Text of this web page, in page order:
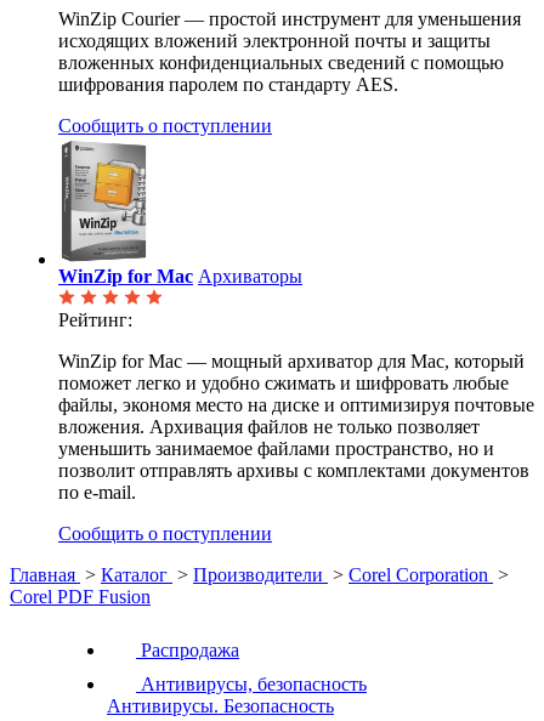
WinZip Courier — простой инструмент для уменьшения
исходящих вложений электронной почты и защиты
вложенных конфиденциальных сведений с помощью
шифрования паролем по стандарту AES.
Сообщить о поступлении
WinZip for Mac Архиваторы
Рейтинг:
WinZip for Mac — мощный архиватор для Mac, который
поможет легко и удобно сжимать и шифровать любые
файлы, экономя место на диске и оптимизируя почтовые
вложения. Архивация файлов не только позволяет
уменьшить занимаемое файлами пространство, но и
позволит отправлять архивы с комплектами документов
по e-mail.
Сообщить о поступлении
Главная > Каталог > Производители > Corel Corporation >
Corel PDF Fusion
Распродажа
Антивирусы, безопасность
Антивирусы. Безопасность